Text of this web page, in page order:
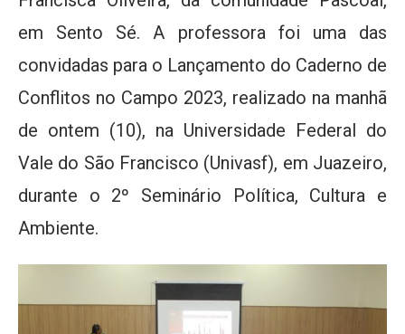
em Sento Sé. A professora foi uma das
convidadas para o Lançamento do Caderno de
Conflitos no Campo 2023, realizado na manhã
de ontem (10), na Universidade Federal do
Vale do São Francisco (Univasf), em Juazeiro,
durante o 2º Seminário Política, Cultura e
Ambiente.